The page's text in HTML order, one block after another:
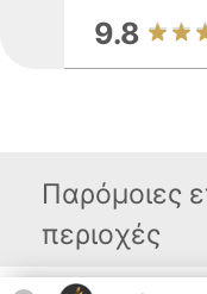
9.8
Παρόμοιες
περιοχές